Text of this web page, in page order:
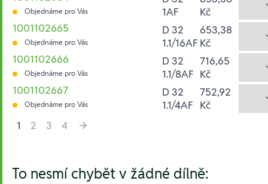
Objednáme pro Vás
1AF
Kč
1001102665
Objednáme pro Vás
D 32
1.1/16AF
653,38
Kč
1001102666
Objednáme pro Vás
D 32
1.1/8AF
716,65
Kč
1001102667
Objednáme pro Vás
D 32
1.1/4AF
752,92
Kč
1
2 3
4
To nesmí chybět v žádné dílně: